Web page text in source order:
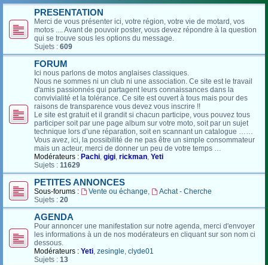
PRESENTATION
Merci de vous présenter ici, votre région, votre vie de motard, vos
motos .... Avant de pouvoir poster, vous devez répondre à la question
qui se trouve sous les options du message.
Sujets : 609
FORUM
Ici nous parlons de motos anglaises classiques.
Nous ne sommes ni un club ni une association. Ce site est le travail
d'amis passionnés qui partagent leurs connaissances dans la
convivialité et la tolérance. Ce site est ouvert à tous mais pour des
raisons de transparence vous devez vous inscrire !!
Le site est gratuit et il grandit si chacun participe, vous pouvez tous
participer soit par une page album sur votre moto, soit par un sujet
technique lors d’une réparation, soit en scannant un catalogue ……
Vous avez, ici, la possibilité de ne pas être un simple consommateur
mais un acteur, merci de donner un peu de votre temps …
Modérateurs : Pachi, gigi, rickman, Yeti
Sujets : 11629
PETITES ANNONCES
Sous-forums : Vente ou échange,
Achat - Cherche
Sujets : 20
AGENDA
Pour annoncer une manifestation sur notre agenda, merci d'envoyer
les informations à un de nos modérateurs en cliquant sur son nom ci
dessous.
Modérateurs : Yeti, zesingle, clyde01
Sujets : 13